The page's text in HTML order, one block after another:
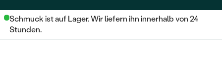
Schmuck ist auf Lager. Wir liefern ihn innerhalb von 24
Stunden.